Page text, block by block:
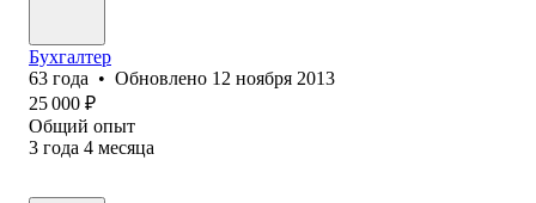
Бухгалтер
63 года • Обновлено 12 ноября 2013
25 000 ₽
Общий опыт
3 года 4 месяца